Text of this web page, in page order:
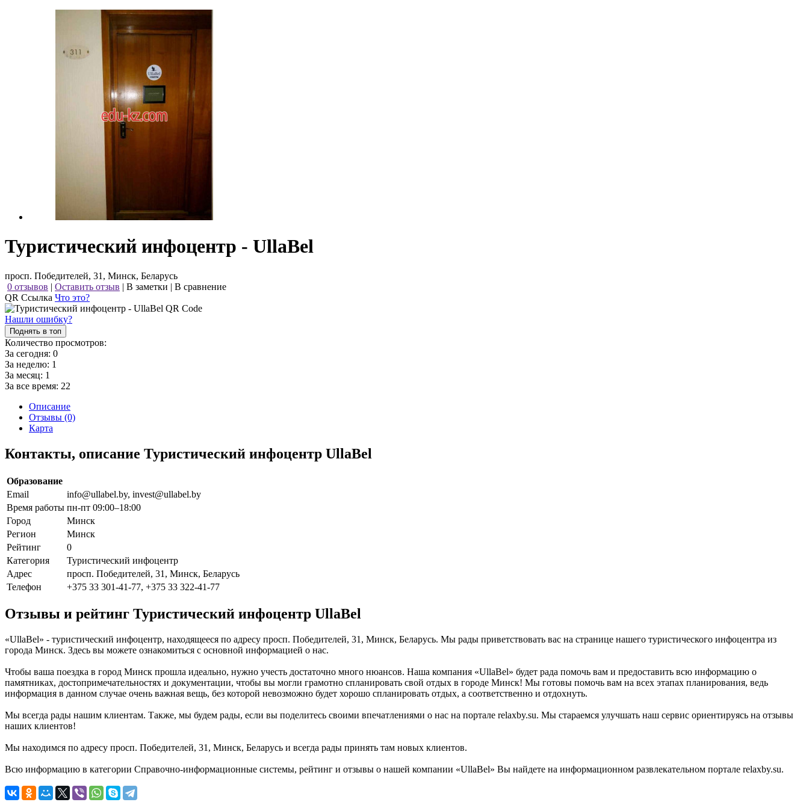
Туристический инфоцентр - UllaBel
просп. Победителей, 31, Минск, Беларусь
0 отзывов | Оставить отзыв | В заметки | В сравнение
QR Ссылка Что это?
Нашли ошибку?
Поднять в топ
Количество просмотров:
За сегодня: 0
За неделю: 1
За месяц: 1
За все время: 22
Описание
Отзывы (0)
Карта
Контакты, описание Туристический инфоцентр UllaBel
Образование
Email
info@ullabel.by, invest@ullabel.by
Время работы пн-пт 09:00–18:00
Город
Минск
Регион
Минск
Рейтинг
0
Категория
Туристический инфоцентр
Адрес
просп. Победителей, 31, Минск, Беларусь
Телефон
+375 33 301-41-77, +375 33 322-41-77
Отзывы и рейтинг Туристический инфоцентр UllaBel
«UllaBel» - туристический инфоцентр, находящееся по адресу просп. Победителей, 31, Минск, Беларусь. Мы рады приветствовать вас на странице нашего туристического инфоцентра из
города Минск. Здесь вы можете ознакомиться с основной информацией о нас.
Чтобы ваша поездка в город Минск прошла идеально, нужно учесть достаточно много нюансов. Наша компания «UllaBel» будет рада помочь вам и предоставить всю информацию о
памятниках, достопримечательностях и документации, чтобы вы могли грамотно спланировать свой отдых в городе Минск! Мы готовы помочь вам на всех этапах планирования, ведь
информация в данном случае очень важная вещь, без которой невозможно будет хорошо спланировать отдых, а соответственно и отдохнуть.
Мы всегда рады нашим клиентам. Также, мы будем рады, если вы поделитесь своими впечатлениями о нас на портале relaxby.su. Мы стараемся улучшать наш сервис ориентируясь на отзывы
наших клиентов!
Мы находимся по адресу просп. Победителей, 31, Минск, Беларусь и всегда рады принять там новых клиентов.
Всю информацию в категории Справочно-информационные системы, рейтинг и отзывы о нашей компании «UllaBel» Вы найдете на информационном развлекательном портале relaxby.su.